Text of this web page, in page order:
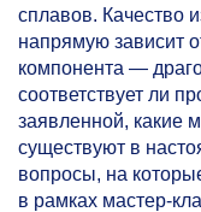
сплавов. Качество
напрямую зависит
компонента —
соответствует ли
заявленной, какие
существуют в
вопросы, на
в рамках мастер-